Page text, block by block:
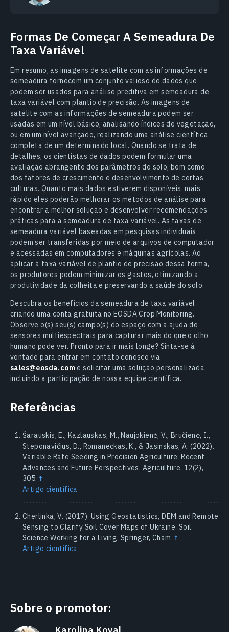
Formas De Começar A Semeadura De
Taxa Variável
Em resumo, as imagens de satélite com as informações de
semeadura fornecem um conjunto valioso de dados que
podem ser usados para análise preditiva em semeadura de
taxa variável com plantio de precisão. As imagens de
satélite com as informações de semeadura podem ser
usadas em um nível básico, analisando índices de vegetação,
ou em um nível avançado, realizando uma análise científica
completa de um determinado local. Quando se trata de
detalhes, os cientistas de dados podem formular uma
avaliação abrangente dos parâmetros do solo, bem como
dos fatores de crescimento e desenvolvimento de certas
culturas. Quanto mais dados estiverem disponíveis, mais
rápido eles poderão melhorar os métodos de análise para
encontrar a melhor solução e desenvolver recomendações
práticas para a semeadura de taxa variável. As taxas de
semeadura variável baseadas em pesquisas individuais
podem ser transferidas por meio de arquivos de computador
e acessadas em computadores e máquinas agrícolas. Ao
aplicar a taxa variável de plantio de precisão dessa forma,
os produtores podem minimizar os gastos, otimizando a
produtividade da colheita e preservando a saúde do solo.
Descubra os benefícios da semeadura de taxa variável
criando uma conta gratuita no EOSDA Crop Monitoring.
Observe o(s) seu(s) campo(s) do espaço com a ajuda de
sensores multiespectrais para capturar mais do que o olho
humano pode ver. Pronto para ir mais longe? Sinta-se à
vontade para entrar em contato conosco via
sales@eosda.come solicitar uma solução personalizada,
incluindo a participação de nossa equipe científica.
Referências
Šarauskis, E., Kazlauskas, M., Naujokienė, V., Bručienė, I.,
Steponavičius, D., Romaneckas, K., & Jasinskas, A. (2022).
Variable Rate Seeding in Precision Agriculture: Recent
Advances and Future Perspectives. Agriculture, 12(2),
305. ↑
Artigo científica
Cherlinka, V. (2017). Using Geostatistics, DEM and Remote
Sensing to Clarify Soil Cover Maps of Ukraine. Soil
Science Working for a Living. Springer, Cham. ↑
Artigo científica
Sobre o promotor: